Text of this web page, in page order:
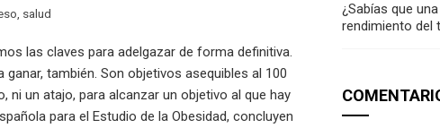
salud
las claves para adelgazar de forma definitiva.
también. Son objetivos asequibles al 100
ni un atajo, para alcanzar un objetivo al que hay
para el Estudio de la Obesidad, concluyen
¿Sabías que
rendimiento del